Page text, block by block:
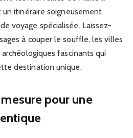
itinéraire soigneusement
voyage spécialisée. Laissez-
à couper le souffle, les villes
fascinants qui
destination unique.
pour une